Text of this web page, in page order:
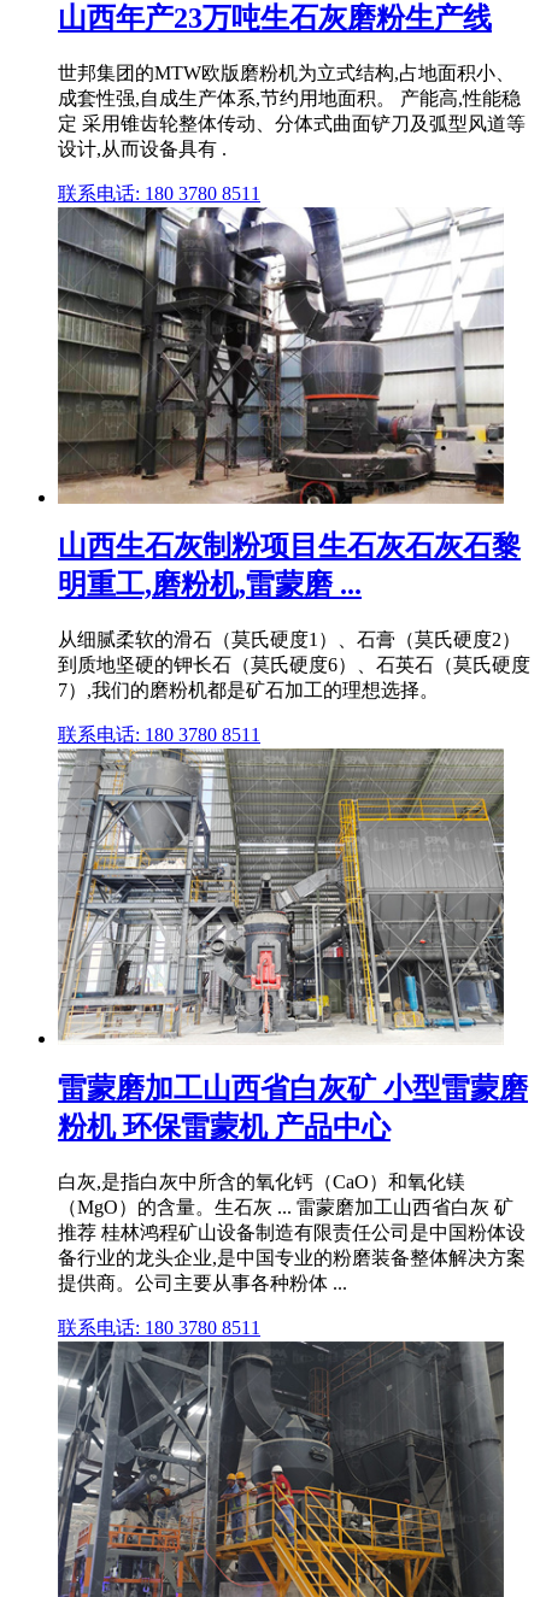
山西年产23万吨生石灰磨粉生产线
世邦集团的MTW欧版磨粉机为立式结构,占地面积小、
成套性强,自成生产体系,节约用地面积。 产能高,性能稳
定 采用锥齿轮整体传动、分体式曲面铲刀及弧型风道等
设计,从而设备具有 .
联系电话: 180 3780 8511
山西生石灰制粉项目生石灰石灰石黎
明重工,磨粉机,雷蒙磨 ...
从细腻柔软的滑石（莫氏硬度1）、石膏（莫氏硬度2）
到质地坚硬的钾长石（莫氏硬度6）、石英石（莫氏硬度
7）,我们的磨粉机都是矿石加工的理想选择。
联系电话: 180 3780 8511
雷蒙磨加工山西省白灰矿 小型雷蒙磨
粉机 环保雷蒙机 产品中心
白灰,是指白灰中所含的氧化钙（CaO）和氧化镁
（MgO）的含量。生石灰 ... 雷蒙磨加工山西省白灰 矿
推荐 桂林鸿程矿山设备制造有限责任公司是中国粉体设
备行业的龙头企业,是中国专业的粉磨装备整体解决方案
提供商。公司主要从事各种粉体 ...
联系电话: 180 3780 8511